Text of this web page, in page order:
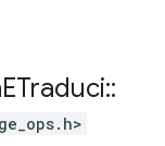
ETraduci::